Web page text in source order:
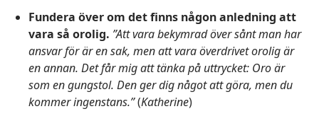
Fundera över om det finns någon anledning att
vara så orolig. ”Att vara bekymrad över sånt man har
ansvar för är en sak, men att vara överdrivet orolig är
en annan. Det får mig att tänka på uttrycket: Oro är
som en gungstol. Den ger dig något att göra, men du
kommer ingenstans.”(Katherine)